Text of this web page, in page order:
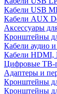
Кабели USB
Кабели AUX
Аксессуары
Кронштейны
Кабели аудио
Кабели
Цифровые ТВ-
Адаптеры и
Кронштейны
Кронштейны